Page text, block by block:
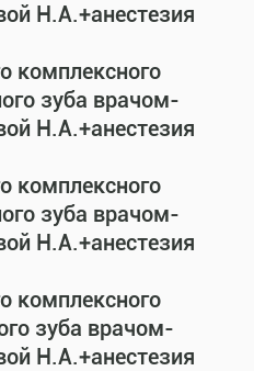
Н.А.+анестезия
комплексного
зуба врачом-
Н.А.+анестезия
комплексного
зуба врачом-
Н.А.+анестезия
комплексного
зуба врачом-
Н.А.+анестезия